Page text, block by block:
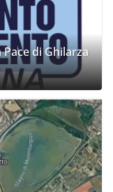
di Ghilarza